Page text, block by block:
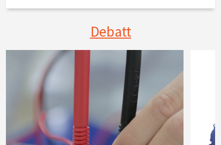
Debatt